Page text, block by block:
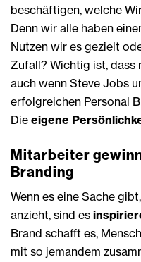
beschäftigen, welche
Denn wir alle haben
Nutzen wir es gezielt
Zufall? Wichtig ist, dass
auch wenn Steve Jobs
erfolgreichen Personal
Die eigene
Mitarbeiter
Branding
Wenn es eine Sache
anzieht, sind es
Brand schafft es,
mit so jemandem